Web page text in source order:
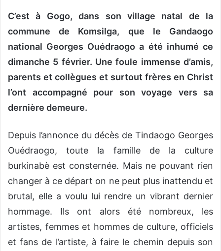
C’est à Gogo, dans son village natal de la
commune de Komsilga, que le Gandaogo
national Georges Ouédraogo a été inhumé ce
dimanche 5 février. Une foule immense d’amis,
parents et collègues et surtout frères en Christ
l’ont accompagné pour son voyage vers sa
dernière demeure.
Depuis l’annonce du décès de Tindaogo Georges
Ouédraogo, toute la famille de la culture
burkinabè est consternée. Mais ne pouvant rien
changer à ce départ on ne peut plus inattendu et
brutal, elle a voulu lui rendre un vibrant dernier
hommage. Ils ont alors été nombreux, les
artistes, femmes et hommes de culture, officiels
et fans de l’artiste, à faire le chemin depuis son